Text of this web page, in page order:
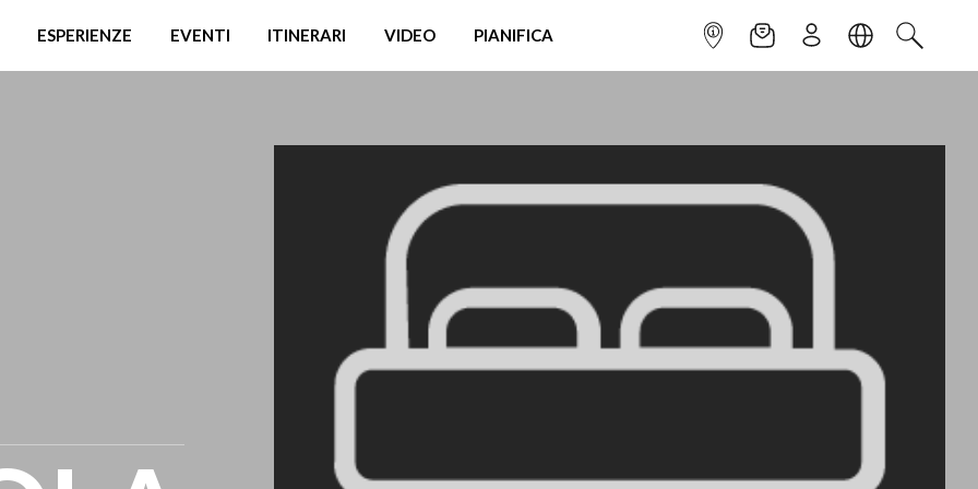
ESPERIENZE EVENTI ITINERARI VIDEO PIANIFICA INFOPOINTNEWSLETTER
ISCRIVITILINGUACERCA